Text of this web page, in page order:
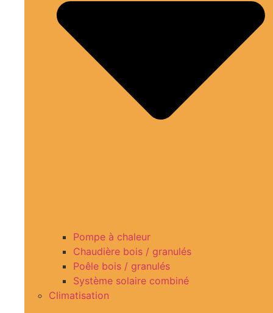
Pompe à chaleur
Chaudière bois / granulés
Poêle bois / granulés
Système solaire combiné
Climatisation